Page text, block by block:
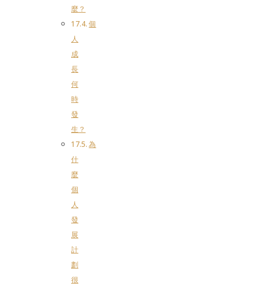
麼？
個
人
成
長
何
時
發
生？
為
什
麼
個
人
發
展
計
劃
很